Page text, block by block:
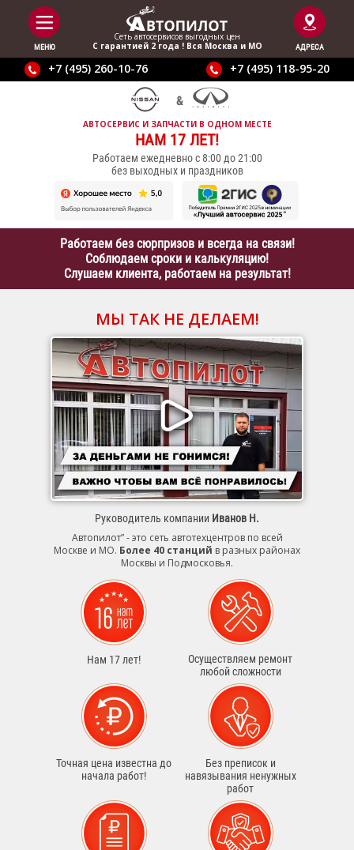
МЕНЮ
Сеть автосервисов выгодныx цен
С гарантией 2 года ! Вся Москва и МО
АДРЕСА
+7 (495) 260-10-76 +7 (495) 118-95-20
АВТОСЕРВИС И ЗАПЧАСТИ В ОДНОМ МЕСТЕ
НАМ 17 ЛЕТ!
Работаем ежедневно с 8:00 до 21:00
без выходных и праздников
Работаем без сюрпризов и всегда на связи!
Соблюдаем сроки и калькуляцию!
Слушаем клиента, работаем на результат!
МЫ ТАК НЕ ДЕЛАЕМ!
Руководитель компании Иванов Н.
Автопилот” - это сеть автотехцентров по всей
Москве и МО. Более 40 станций в разных районах
Москвы и Подмосковья.
Нам 17 лет!
Осуществляем ремонт
любой сложности
Точная цена известна до
начала работ!
Без преписок и
навязывания ненужных
работ